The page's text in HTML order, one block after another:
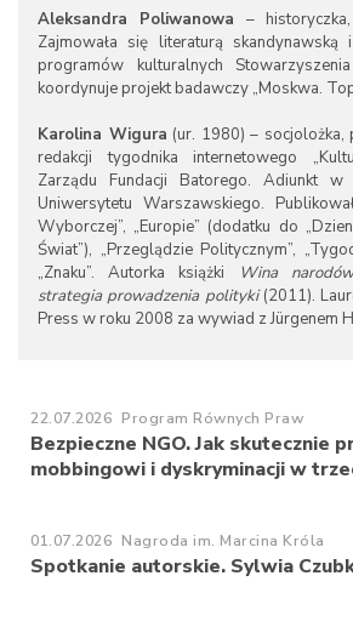
Aleksandra Poliwanowa –
Zajmowała się literaturą skandynawską
programów kulturalnych
koordynuje projekt badawczy „Moskwa.
Karolina Wigura (ur. 1980) – socjolożka,
redakcji tygodnika internetowego
Zarządu Fundacji Batorego. Adiunkt w
Uniwersytetu Warszawskiego.
Wyborczej”, „Europie” (dodatku do
Świat”), „Przeglądzie Politycznym”,
„Znaku”. Autorka książki
Wina
strategia prowadzenia polityki(2011).
Press w roku 2008 za wywiad z Jürgenem
22.07.2026 Program Równych Praw
Bezpieczne NGO. Jak skutecznie
mobbingowi i dyskryminacji w
01.07.2026 Nagroda im. Marcina Króla
Spotkanie autorskie. Sylwia